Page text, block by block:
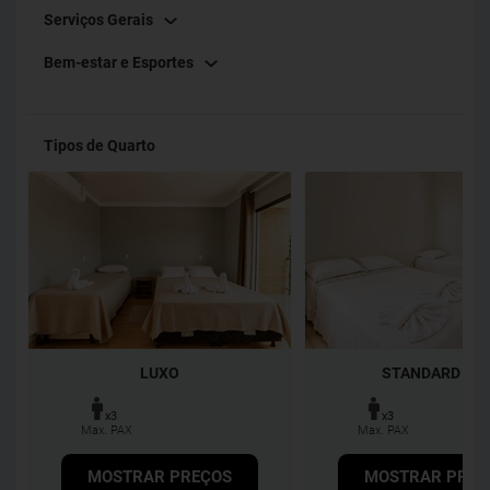
Serviços Gerais
Bem-estar e Esportes
Tipos de Quarto
LUXO
x3
Max. PAX
MOSTRAR PREÇOS
STANDARD
x3
Max. PAX
MOSTRAR